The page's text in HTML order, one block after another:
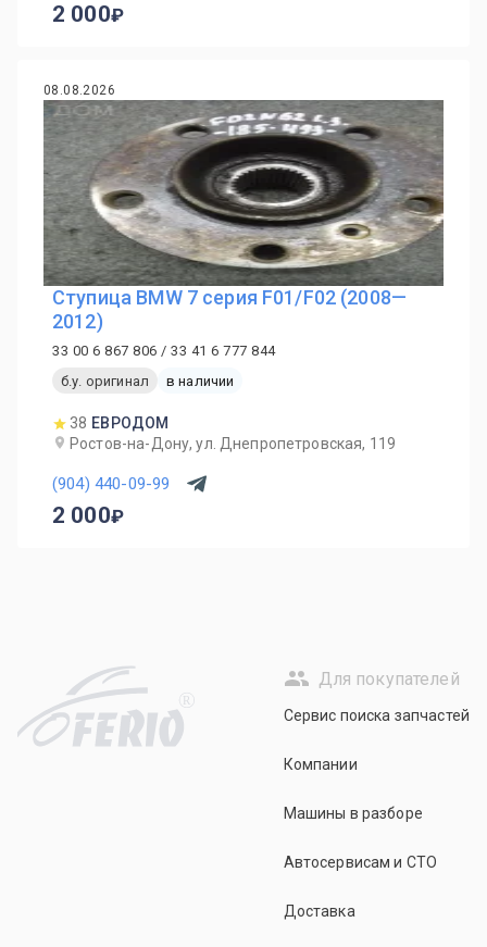
2 000
08.08.2026
Ступица BMW 7 серия F01/F02 (2008—
2012)
33 00 6 867 806 / 33 41 6 777 844
б.у. оригинал
в наличии
38 ЕВРОДОМ
Ростов-на-Дону, ул. Днепропетровская, 119
(904) 440-09-99
2 000
R
Для покупателей
Сервис поиска запчастей
Компании
Машины в разборе
Автосервисам и СТО
Доставка